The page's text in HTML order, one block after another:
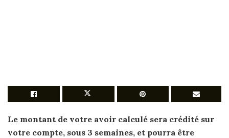
Le montant de votre avoir calculé sera crédité sur
votre compte, sous 3 semaines, et pourra être